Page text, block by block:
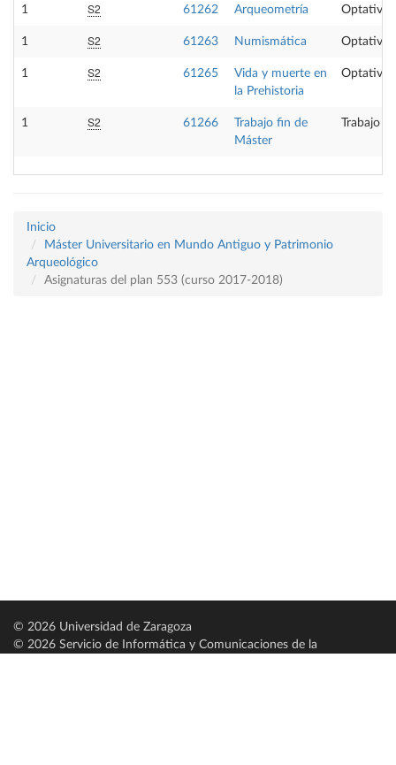
1 S2 61262 Arqueometría Optativa
1 S2 61263 Numismática Optativa
1 S2 61265
Vida y muerte en
la Prehistoria
Optativa
1 S2 61266
Trabajo fin de
Máster
Trabajo
Inicio
Máster Universitario en Mundo Antiguo y Patrimonio
Arqueológico
Asignaturas del plan 553 (curso 2017-2018)
© 2026 Universidad de Zaragoza
© 2026 Servicio de Informática y Comunicaciones de la